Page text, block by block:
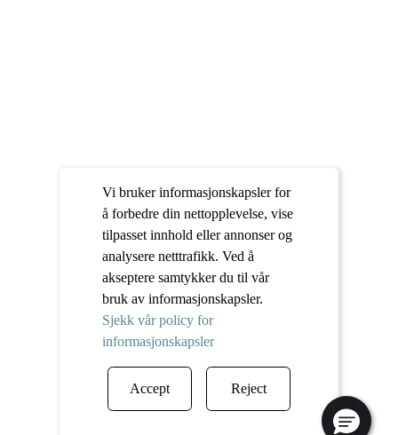
Vi bruker informasjonskapsler for
å forbedre din nettopplevelse, vise
tilpasset innhold eller annonser og
analysere netttrafikk. Ved å
akseptere samtykker du til vår
bruk av informasjonskapsler.
Sjekk vår policy for
informasjonskapsler
Accept Reject